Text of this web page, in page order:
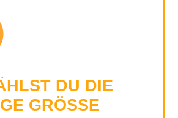
DU DIE
GRÖSSE F